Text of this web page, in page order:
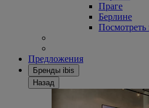
Праге
Берлине
Посмотреть
Предложения
Бренды ibis
Назад